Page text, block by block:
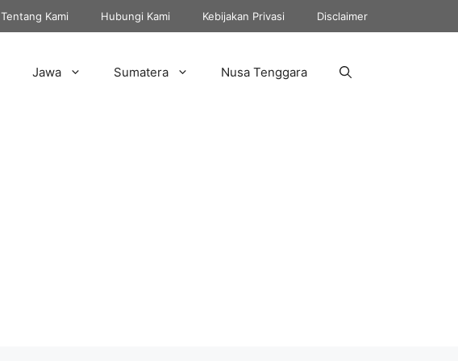
Tentang Kami Hubungi Kami Kebijakan Privasi Disclaimer
Jawa Sumatera Nusa Tenggara